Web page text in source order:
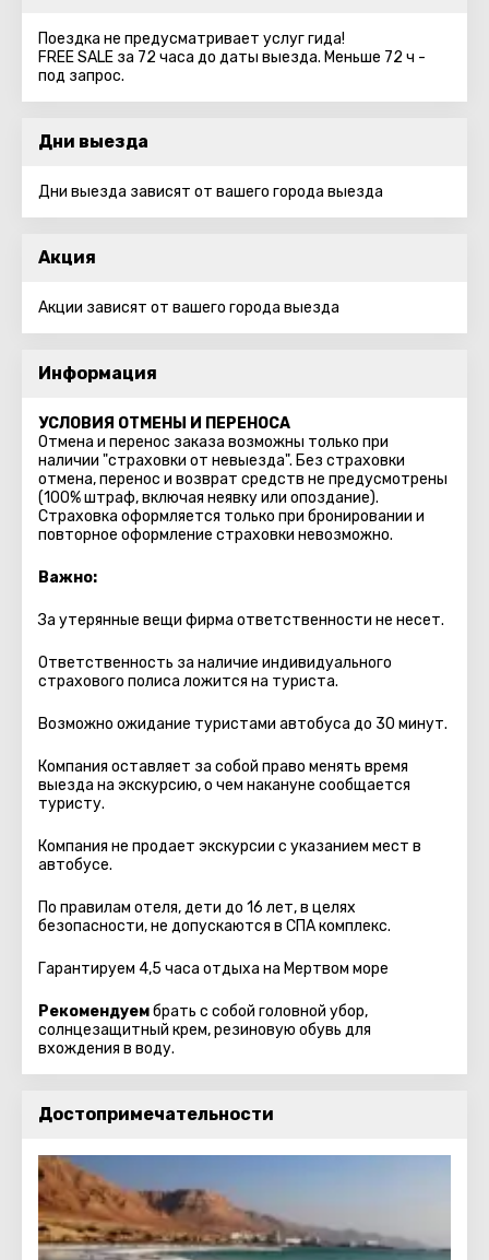
Поездка не предусматривает услуг гида!
FREE SALE за 72 часа до даты выезда. Меньше 72 ч -
под запрос.
Дни выезда
Дни выезда зависят от вашего города выезда
Акция
Акции зависят от вашего города выезда
Информация
УСЛОВИЯ ОТМЕНЫ И ПЕРЕНОСА
Отмена и перенос заказа возможны только при
наличии "страховки от невыезда". Без страховки
отмена, перенос и возврат средств не предусмотрены
(100% штраф, включая неявку или опоздание).
Страховка оформляется только при бронировании и
повторное оформление страховки невозможно.
Важно:
За утерянные вещи фирма ответственности не несет.
Ответственность за наличие индивидуального
страхового полиса ложится на туриста.
Возможно ожидание туристами автобуса до 30 минут.
Компания оставляет за собой право менять время
выезда на экскурсию, о чем накануне сообщается
туристу.
Компания не продает экскурсии с указанием мест в
автобуcе.
По правилам отеля, дети до 16 лет, в целях
безопасности, не допускаются в СПА комплекс.
Гарантируем 4,5 часа отдыха на Мертвом море
Рекомендуембрать с собой головной убор,
солнцезащитный крем, резиновую обувь для
вхождения в воду.
Достопримечательности